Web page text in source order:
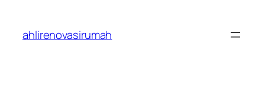
content
ahlirenovasirumah